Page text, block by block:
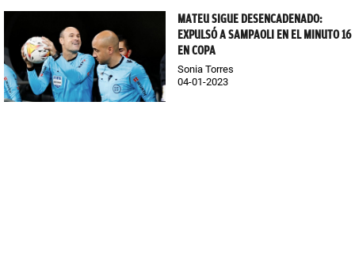
MATEU SIGUE DESENCADENADO:
EXPULSÓ A SAMPAOLI EN EL MINUTO 16
EN COPA
Sonia Torres
04-01-2023